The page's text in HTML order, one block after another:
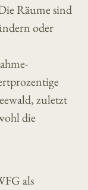
Räume sind
oder
zuletzt
die
als